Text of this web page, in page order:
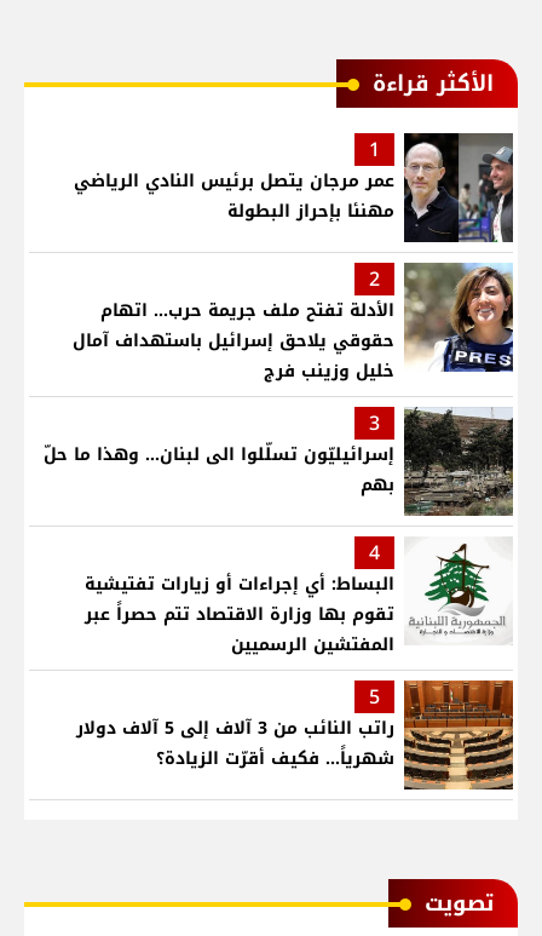
الأكثر قراءة
1
عمر مرجان يتصل برئيس النادي الرياضي
مهنئا بإحراز البطولة
2
الأدلة تفتح ملف جريمة حرب... اتهام
حقوقي يلاحق إسرائيل باستهداف آمال
خليل وزينب فرج
3
إسرائيليّون تسلّلوا الى لبنان... وهذا ما حلّ
بهم
4
البساط: أي إجراءات أو زيارات تفتيشية
تقوم بها وزارة الاقتصاد تتم حصراً عبر
المفتشين الرسميين
5
راتب النائب من 3 آلاف إلى 5 آلاف دولار
شهرياً... فكيف أقرّت الزيادة؟
ﺗﺼﻮﻳﺖ